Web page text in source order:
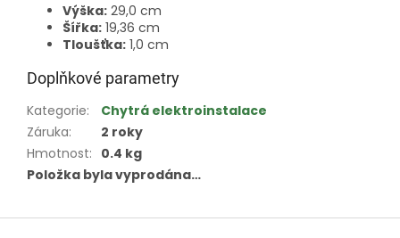
Výška: 29,0 cm
Šířka: 19,36 cm
Tloušťka: 1,0 cm
Doplňkové parametry
Kategorie:
Chytrá elektroinstalace
Záruka:
2 roky
Hmotnost: 0.4 kg
Položka byla vyprodána…